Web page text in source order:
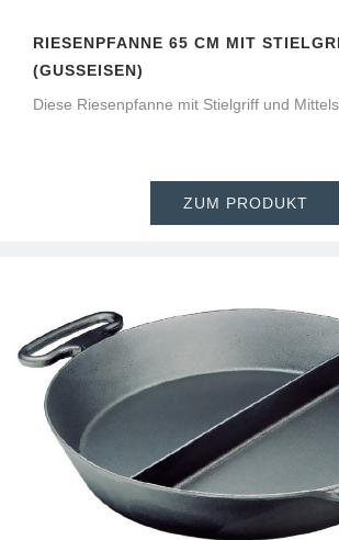
RIESENPFANNE 65 CM MIT
(GUSSEISEN)
Diese Riesenpfanne mit Stielgriff und
ZUM PRODUKT